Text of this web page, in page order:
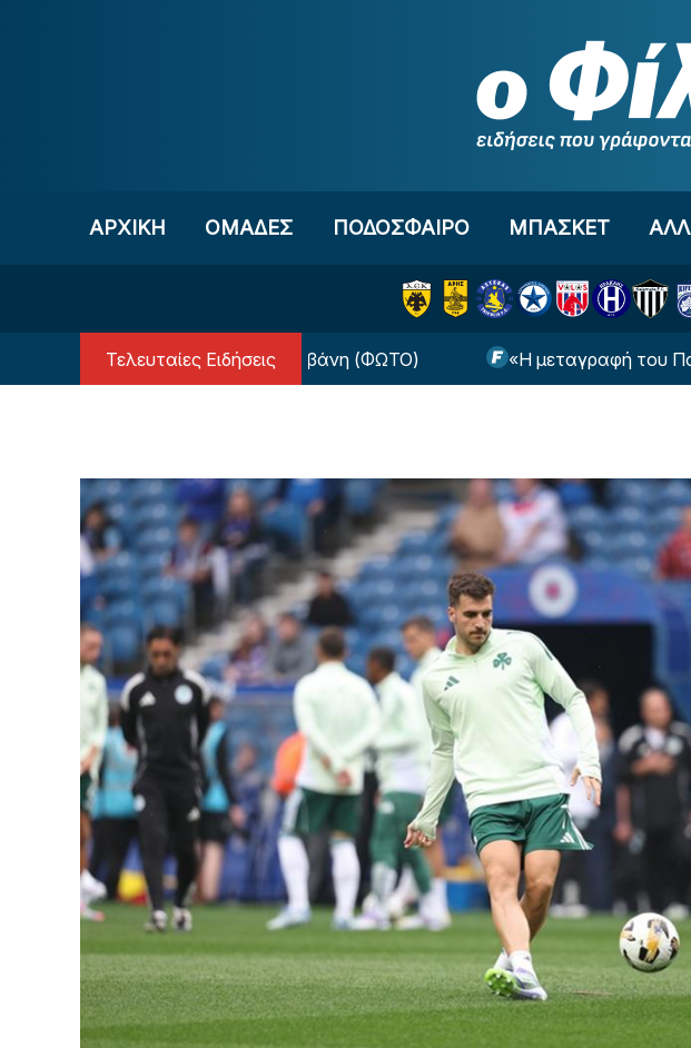
ΑΡΧΙΚΗ OΜΑΔΕΣ ΠΟΔΟΣΦΑΙΡΟ ΜΠΑΣΚΕΤ
Τελευταίες Ειδήσεις
από τον Τάσο Χατζηγιοβάνη (ΦΩΤΟ) «Η μεταγραφή του Παυλίδη